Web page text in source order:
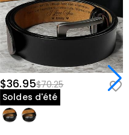
$36.95$70.25
Soldes d'été